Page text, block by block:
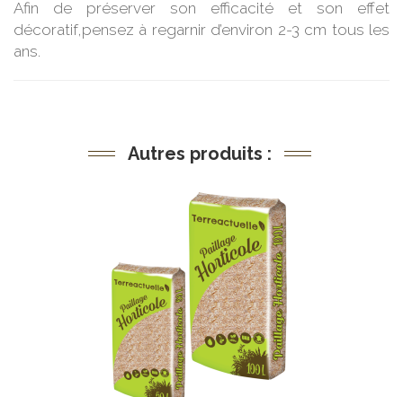
Afin de préserver son efficacité et son effet
décoratif,pensez à regarnir d’environ 2-3 cm tous les
ans.
Autres produits :